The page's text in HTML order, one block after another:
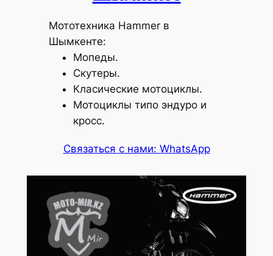
Мототехника Hammer в
Шымкенте:
Мопеды.
Скутеры.
Класические мотоциклы.
Мотоциклы типо эндуро и
кросс.
Связаться с нами: WhatsApp